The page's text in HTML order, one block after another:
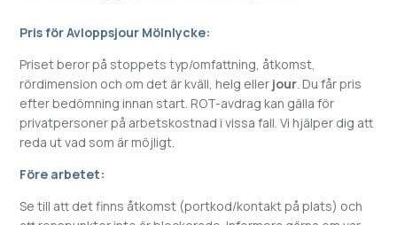
Pris förAvloppsjour Mölnlycke:
Priset beror på stoppets typ/omfattning, åtkomst,
rördimension och om det är kväll, helg eller jour. Du får pris
efter bedömning innan start. ROT-avdrag kan gälla för
privatpersoner på arbetskostnad i vissa fall. Vi hjälper dig att
reda ut vad som är möjligt.
Före arbetet:
Se till att det finns åtkomst (portkod/kontakt på plats) och